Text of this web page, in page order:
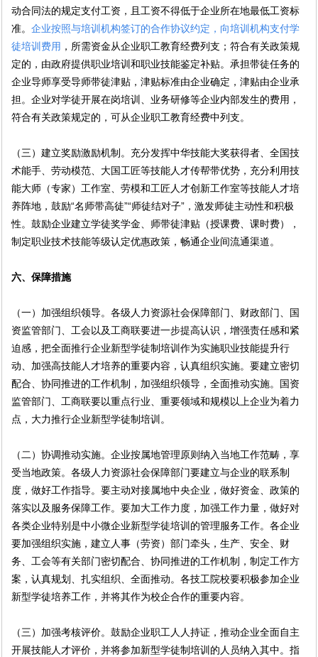
动合同法的规定支付工资，且工资不得低于企业所在地最低工资标
准。 企业按照与培训机构签订的合作协议约定，向培训机构支付学
徒培训费用 ，所需资金从企业职工教育经费列支；符合有关政策规
定的，由政府提供职业培训和职业技能鉴定补贴。承担带徒任务的
企业导师享受导师带徒津贴，津贴标准由企业确定，津贴由企业承
担。企业对学徒开展在岗培训、业务研修等企业内部发生的费用，
符合有关政策规定的，可从企业职工教育经费中列支。
（三）建立奖励激励机制。充分发挥中华技能大奖获得者、全国技
术能手、劳动模范、大国工匠等技能人才传帮带优势，充分利用技
能大师（专家）工作室、劳模和工匠人才创新工作室等技能人才培
养阵地，鼓励“名师带高徒”“师徒结对子”，激发师徒主动性和积极
性。鼓励企业建立学徒奖学金、师带徒津贴（授课费、课时费），
制定职业技术技能等级认定优惠政策，畅通企业间流通渠道。
六、保障措施
（一）加强组织领导。各级人力资源社会保障部门、财政部门、国
资监管部门、工会以及工商联要进一步提高认识，增强责任感和紧
迫感，把全面推行企业新型学徒制培训作为实施职业技能提升行
动、加强高技能人才培养的重要内容，认真组织实施。要建立密切
配合、协同推进的工作机制，加强组织领导，全面推动实施。国资
监管部门、工商联要以重点行业、重要领域和规模以上企业为着力
点，大力推行企业新型学徒制培训。
（二）协调推动实施。企业按属地管理原则纳入当地工作范畴，享
受当地政策。各级人力资源社会保障部门要建立与企业的联系制
度，做好工作指导。要主动对接属地中央企业，做好资金、政策的
落实以及服务保障工作。要加大工作力度，加强工作力量，做好对
各类企业特别是中小微企业新型学徒培训的管理服务工作。各企业
要加强组织实施，建立人事（劳资）部门牵头，生产、安全、财
务、工会等有关部门密切配合、协同推进的工作机制，制定工作方
案，认真规划、扎实组织、全面推动。各技工院校要积极参加企业
新型学徒培养工作，并将其作为校企合作的重要内容。
（三）加强考核评价。鼓励企业职工人人持证，推动企业全面自主
开展技能人才评价，并将参加新型学徒制培训的人员纳入其中。指